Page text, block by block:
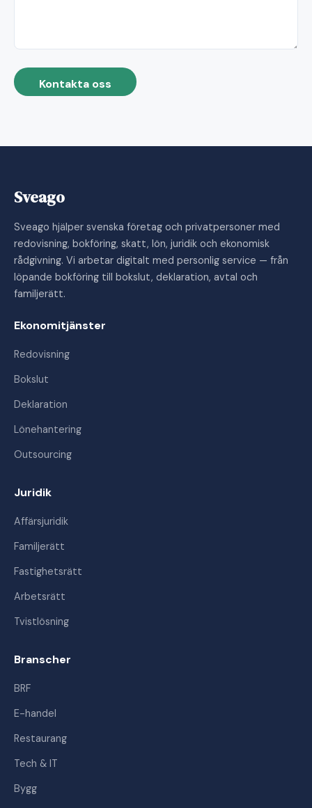
Kontakta oss
Sveago
Sveago hjälper svenska företag och privatpersoner med
redovisning, bokföring, skatt, lön, juridik och ekonomisk
rådgivning. Vi arbetar digitalt med personlig service — från
löpande bokföring till bokslut, deklaration, avtal och
familjerätt.
Ekonomitjänster
Redovisning
Bokslut
Deklaration
Lönehantering
Outsourcing
Juridik
Affärsjuridik
Familjerätt
Fastighetsrätt
Arbetsrätt
Tvistlösning
Branscher
BRF
E-handel
Restaurang
Tech & IT
Bygg